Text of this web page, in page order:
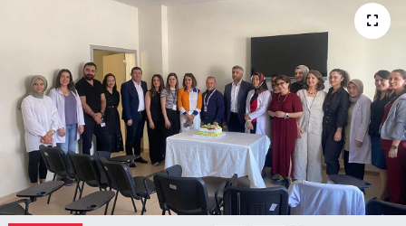
Ekonomi
Güncel
İskilip Haberleri
Kargı Haberleri